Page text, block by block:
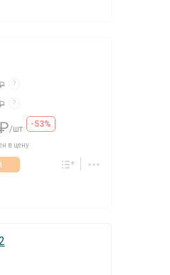
?
?
/шт -53%
в цену